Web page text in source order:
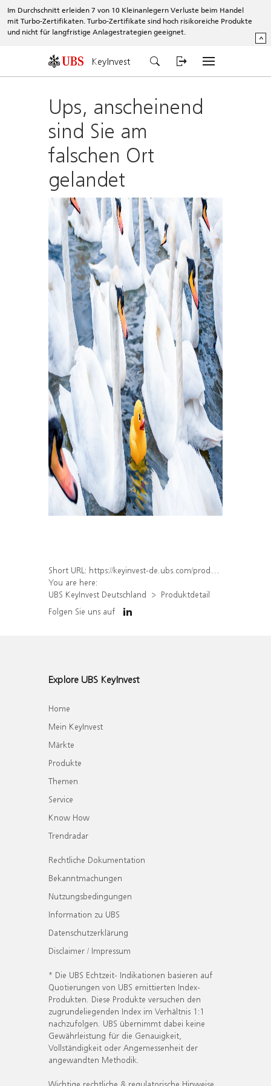
Im Durchschnitt erleiden 7 von 10 Kleinanlegern Verluste beim Handel
mit Turbo-Zertifikaten. Turbo-Zertifikate sind hoch risikoreiche Produkte
und nicht für langfristige Anlagestrategien geeignet.
^
KeyInvest
Ups, anscheinend
sind Sie am
falschen Ort
gelandet
Short URL: https://keyinvest-de.ubs.com/produkt/detail/index/isin/DE000WA7C426
You are here:
UBS KeyInvest Deutschland
Produktdetail
Folgen Sie uns auf
Explore UBS KeyInvest
Home
Mein KeyInvest
Märkte
Produkte
Themen
Service
Know How
Trendradar
Rechtliche Dokumentation
Bekanntmachungen
Nutzungsbedingungen
Information zu UBS
Datenschutzerklärung
Disclaimer / Impressum
* Die UBS Echtzeit- Indikationen basieren auf
Quotierungen von UBS emittierten Index-
Produkten. Diese Produkte versuchen den
zugrundeliegenden Index im Verhältnis 1:1
nachzufolgen. UBS übernimmt dabei keine
Gewährleistung für die Genauigkeit,
Vollständigkeit oder Angemessenheit der
angewandten Methodik.